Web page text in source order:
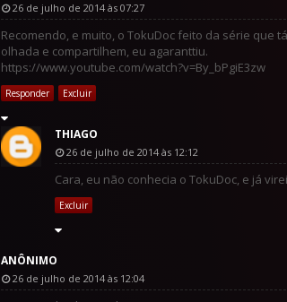
26 de julho de 2014 às 07:27
Recomendo, e muito, o TokuDoc feito da série que
olhada e compartilhem, eu agaranttiu.
https://www.youtube.com/watch?v=By_bPgiE3zw
Responder Excluir
THIAGO
26 de julho de 2014 às 12:12
Cara, eu não conhecia o TokuDoc, e já
Excluir
ANÔNIMO
26 de julho de 2014 às 12:04